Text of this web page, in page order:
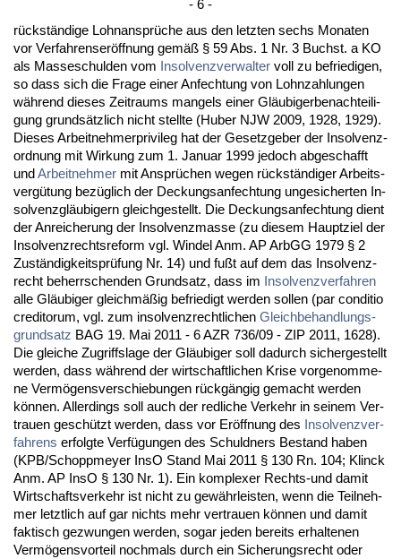
- 6 -
rückständi­ge Lohn­ansprüche aus den letz­ten sechs Mo­na­ten
vor Ver­fah­ren­seröff­nung gemäß § 59 Abs. 1 Nr. 3 Buchst. a KO
als Mas­se­schul­den vom In­sol­venz­ver­wal­ter voll zu be­frie­di­gen,
so dass sich die Fra­ge ei­ner An­fech­tung von Lohn­zah­lun­gen
während die­ses Zeit­raums man­gels ei­ner Gläubi­ger­be­nach­tei­li­
gung grundsätz­lich nicht stell­te (Hu­ber NJW 2009, 1928, 1929).
Die­ses Ar­beit­neh­mer­pri­vi­leg hat der Ge­setz­ge­ber der In­sol­venz­
ord­nung mit Wir­kung zum 1. Ja­nu­ar 1999 je­doch ab­ge­schafft
undAr­beit­neh­mer mit Ansprüchen we­gen rückständi­ger Ar­beits­
vergütung bezüglich der De­ckungs­an­fech­tung un­ge­si­cher­ten In­
sol­venzgläubi­gern gleich­ge­stellt. Die De­ckungs­an­fech­tung dient
der An­rei­che­rung der In­sol­venz­mas­se (zu die­sem Haupt­ziel der
In­sol­venz­rechts­re­form vgl. Win­del Anm. AP ArbGG 1979 § 2
Zuständig­keitsprüfung Nr. 14) und fußt auf dem das In­sol­venz­
recht be­herr­schen­den Grund­satz, dass im In­sol­venz­ver­fah­ren
al­le Gläubi­ger gleichmäßig be­frie­digt wer­den sol­len (par con­di­tio
credi­to­rum, vgl. zum in­sol­venz­recht­li­chen Gleich­be­hand­lungs­
grund­satz BAG 19. Mai 2011 - 6 AZR 736/09 - ZIP 2011, 1628).
Die glei­che Zu­griffs­la­ge der Gläubi­ger soll da­durch si­cher­ge­stellt
wer­den, dass während der wirt­schaft­li­chen Kri­se vor­ge­nom­me­
ne Vermögens­ver­schie­bun­gen rückgängig ge­macht wer­den
können. Al­ler­dings soll auch der red­li­che Ver­kehr in sei­nem Ver­
trau­en geschützt wer­den, dass vor Eröff­nung des In­sol­venz­ver­
fah­rens er­folg­te Verfügun­gen des Schuld­ners Be­stand ha­ben
(KPB/Schopp­mey­er In­sO Stand Mai 2011 § 130 Rn. 104; Klinck
Anm. AP In­sO § 130 Nr. 1). Ein kom­ple­xer Rechts-und da­mit
Wirt­schafts­ver­kehr ist nicht zu gewähr­leis­ten, wenn die Teil­neh­
mer letzt­lich auf gar nichts mehr ver­trau­en können und da­mit
fak­tisch ge­zwun­gen wer­den, so­gar je­den be­reits er­hal­te­nen
Vermögens­vor­teil noch­mals durch ein Si­che­rungs­recht oder